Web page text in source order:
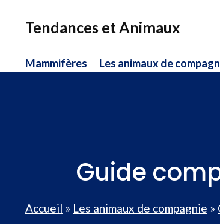
Tendances et Animaux
Mammifères Les animaux de
Guide
Accueil » Les animaux de compagnie »